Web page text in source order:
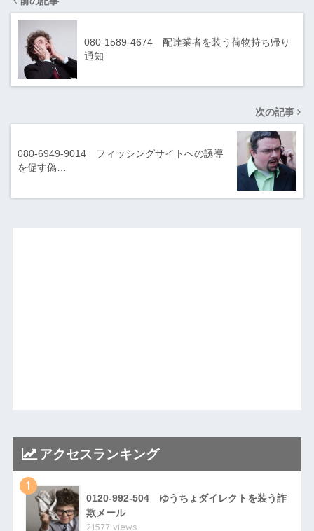
080-1589-4674 配達業者を装う荷物持ち帰り
通知
次の記事
080-6949-9014 フィッシングサイトへの誘導
を促す偽…
アクセスランキング
1
0120-992-504 ゆうちょダイレクトを装う詐
欺メール
21577 views